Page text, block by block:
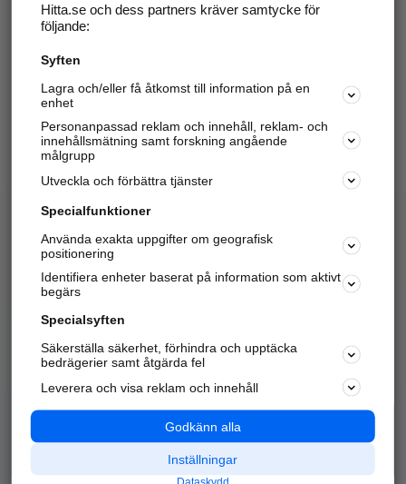
Hitta.se - Gratis nummerupplysning.
Sök företag, personer och platser.
Hitta telefonnummer, adresser, företagsinfo mm.
Marknadsför företaget
Kom igång och annonsera mot
samarbetspartners nära dig.
Alla kategorier
Populära sökningar
API & Kartor
Annonsera
Integritet
Nödnummer
Hitta.se och dess partners kräver samtycke för
följande:
Syften
Lagra och/eller få åtkomst till information på en
enhet
Personanpassad reklam och innehåll, reklam- och
innehållsmätning samt forskning angående
målgrupp
Utveckla och förbättra tjänster
Specialfunktioner
Använda exakta uppgifter om geografisk
positionering
Identifiera enheter baserat på information som aktivt
begärs
Specialsyften
Säkerställa säkerhet, förhindra och upptäcka
bedrägerier samt åtgärda fel
Leverera och visa reklam och innehåll
Godkänn alla
Inställningar
Dataskydd